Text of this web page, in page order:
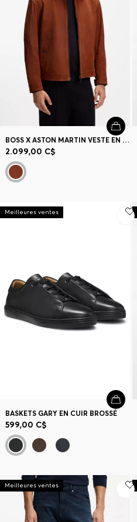
BOSS X ASTON MARTIN VESTE EN CUIR SUÉDÉ
2.099,00 C$
Meilleures ventes
BASKETS GARY EN CUIR BROSSÉ
599,00 C$
Meilleures ventes